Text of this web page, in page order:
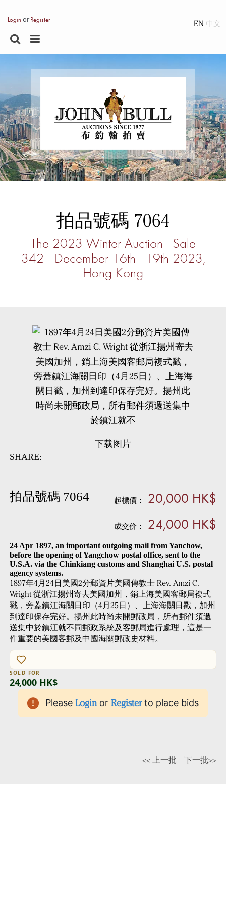
Loginor Register EN
拍品號碼 7064
The 2023 Winter Auction - Sale
342 December 16th - 19th 2023,
Hong Kong
下载图片
SHARE:
拍品號碼 7064 起標價： 20,000 HK$
成交价： 24,000 HK$
24 Apr 1897, an important outgoing mail from Yanchow,
before the opening of Yangchow postal office, sent to the
U.S.A. via the Chinkiang customs and Shanghai U.S. postal
agency systems.
1897年4月24日美國2分郵資片美國傳教士 Rev. Amzi C.
Wright 從浙江揚州寄去美國加州，銷上海美國客郵局複式
戳，旁蓋鎮江海關日印（4月25日）、上海海關日戳，加州
到達印保存完好。揚州此時尚未開郵政局，所有郵件須遞
送集中於鎮江就不同郵政系統及客郵局進行處理，這是一
件重要的美國客郵及中國海關郵政史材料。
SOLD FOR
24,000 HK$
Please Login or Register to place bids
<< 上一批 下一批>>